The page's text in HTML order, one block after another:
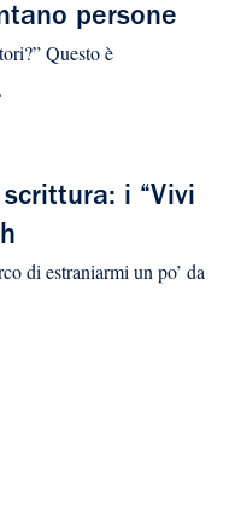
persone
Questo è
i “Vivi
di estraniarmi un po’ da